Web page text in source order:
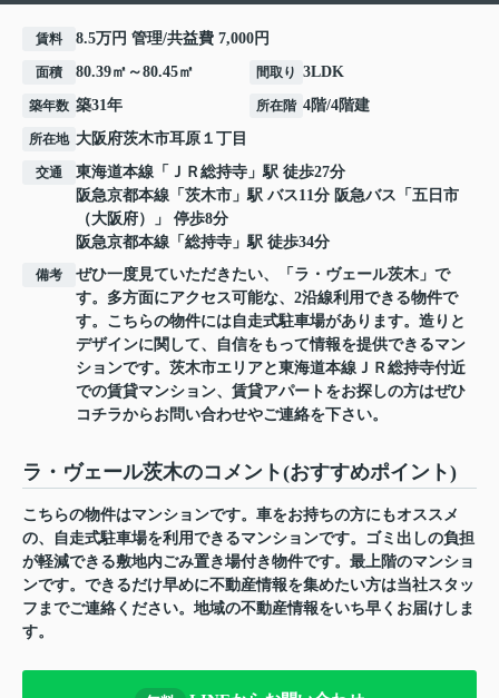
賃料 8.5万円 管理/共益費 7,000円
面積 80.39㎡～80.45㎡ 間取り 3LDK
築年数 築31年 所在階 4階/4階建
所在地 大阪府茨木市耳原 １丁目
交通 東海道本線 「 ＪＲ総持寺 」駅 徒歩27分
阪急京都本線 「 茨木市 」駅 バス11分 阪急バス「五日市
（大阪府）」 停歩8分
阪急京都本線 「 総持寺 」駅 徒歩34分
備考
ぜひ一度見ていただきたい、「ラ・ヴェール茨木」で
す。多方面にアクセス可能な、2沿線利用できる物件で
す。こちらの物件には自走式駐車場があります。造りと
デザインに関して、自信をもって情報を提供できるマン
ションです。茨木市エリアと東海道本線ＪＲ総持寺付近
での賃貸マンション、賃貸アパートをお探しの方はぜひ
コチラからお問い合わせやご連絡を下さい。
ラ・ヴェール茨木のコメント(おすすめポイント)
こちらの物件はマンションです。車をお持ちの方にもオススメ
の、自走式駐車場を利用できるマンションです。ゴミ出しの負担
が軽減できる敷地内ごみ置き場付き物件です。最上階のマンショ
ンです。できるだけ早めに不動産情報を集めたい方は当社スタッ
フまでご連絡ください。地域の不動産情報をいち早くお届けしま
す。